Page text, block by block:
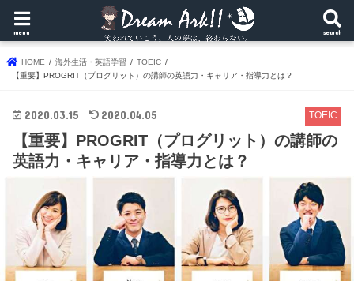
search
menu
HOME 海外生活・英語学習
TOEIC
【重要】PROGRIT（プログリット）の講師の英語力・キャリア・指導力とは？
TOEIC
2020.03.15 2020.04.05
【重要】PROGRIT（プログリット）の講師の
英語力・キャリア・指導力とは？